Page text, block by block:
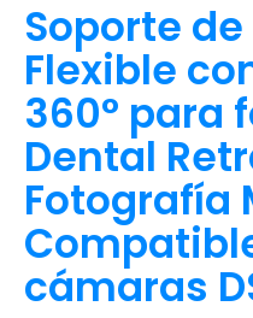
Soporte de
Flexible
360° para
Dental
Fotografía
cámaras